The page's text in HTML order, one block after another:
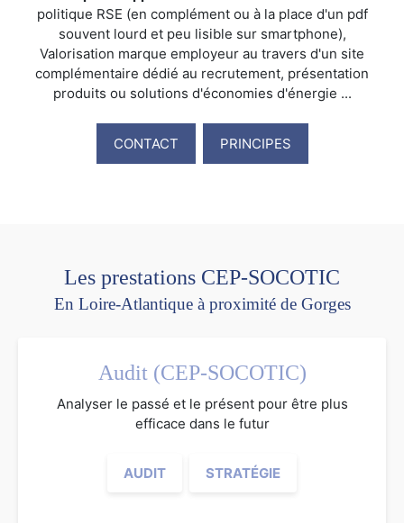
politique RSE (en complément ou à la place d'un pdf
souvent lourd et peu lisible sur smartphone),
Valorisation marque employeur au travers d'un site
complémentaire dédié au recrutement, présentation
produits ou solutions d'économies d'énergie ...
CONTACT PRINCIPES
Les prestations CEP-SOCOTIC
En Loire-Atlantique à proximité de Gorges
Audit (CEP-SOCOTIC)
Analyser le passé et le présent pour être plus
efficace dans le futur
AUDIT STRATÉGIE